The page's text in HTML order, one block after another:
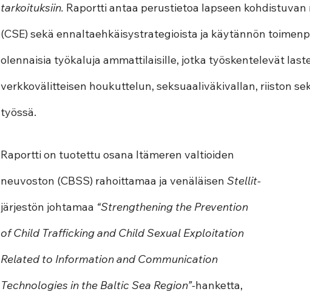
tarkoituksiin. Raportti antaa perustietoa lapseen
(CSE) sekä ennaltaehkäisystrategioista ja käytännön
olennaisia työkaluja ammattilaisille, jotka työskentelevät
verkkovälitteisen houkuttelun, seksuaaliväkivallan, riiston
työssä.
Raportti on tuotettu osana Itämeren valtioiden
neuvoston (CBSS) rahoittamaa ja venäläisen Stellit-
järjestön johtamaa “Strengthening the Prevention
of Child Trafficking and Child Sexual Exploitation
Related to Information and Communication
Technologies in the Baltic Sea Region”-hanketta,